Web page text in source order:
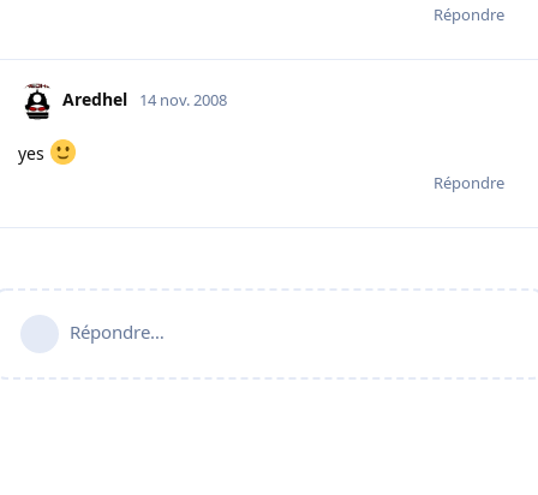
Répondre
Aredhel 14 nov. 2008
yes
Répondre
Répondre…